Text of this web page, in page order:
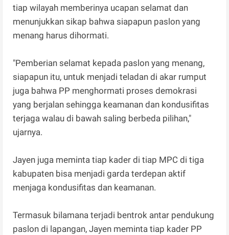
tiap wilayah memberinya ucapan selamat dan
menunjukkan sikap bahwa siapapun paslon yang
menang harus dihormati.
"Pemberian selamat kepada paslon yang menang,
siapapun itu, untuk menjadi teladan di akar rumput
juga bahwa PP menghormati proses demokrasi
yang berjalan sehingga keamanan dan kondusifitas
terjaga walau di bawah saling berbeda pilihan,"
ujarnya.
Jayen juga meminta tiap kader di tiap MPC di tiga
kabupaten bisa menjadi garda terdepan aktif
menjaga kondusifitas dan keamanan.
Termasuk bilamana terjadi bentrok antar pendukung
paslon di lapangan, Jayen meminta tiap kader PP